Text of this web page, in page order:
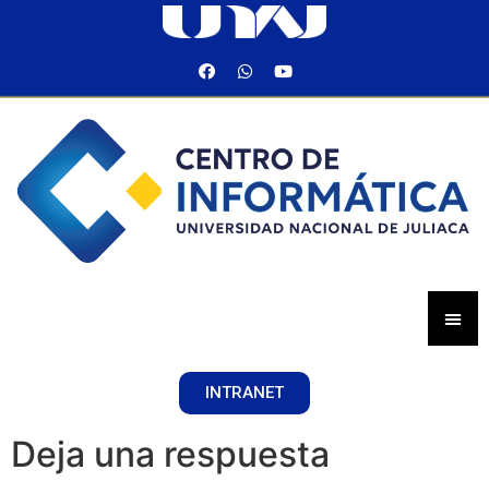
INTRANET
Deja una respuesta